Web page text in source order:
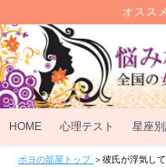
オスス
HOME 心理テスト 星座
ポヨの部屋トップ ＞彼氏が浮気し